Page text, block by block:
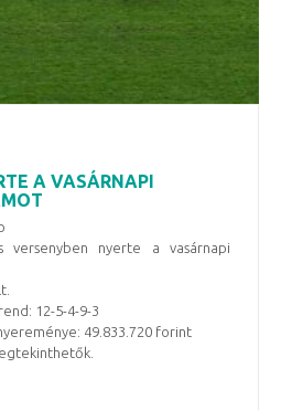
A VASÁRNAPI
versenyben nyerte a vasárnapi
12-5-4-9-3
49.833.720 forint